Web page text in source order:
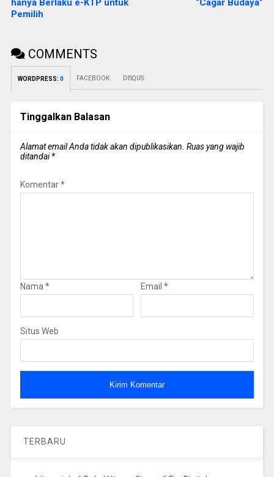
hanya Berlaku e-KTP untuk
Pemilih
“Cagar Budaya”
COMMENTS
WORDPRESS: 0 FACEBOOK: DISQUS:
Tinggalkan Balasan
Alamat email Anda tidak akan dipublikasikan. Ruas yang wajib
ditandai*
Komentar*
Nama* Email *
Situs Web
TERBARU